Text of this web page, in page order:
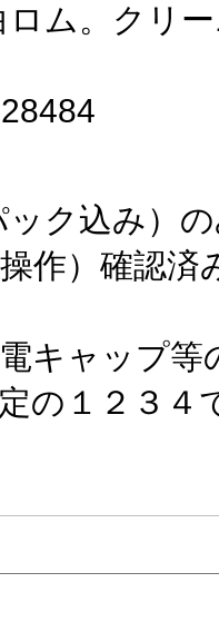
ロム。クリ
ック込み）
作）確認済
キャップ等
の１２３４